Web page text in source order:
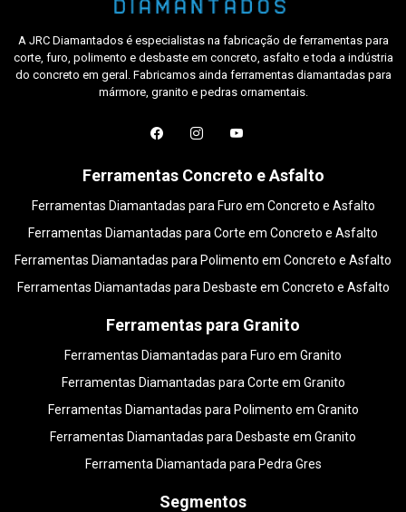
A JRC Diamantados é especialistas na fabricação de ferramentas para
corte, furo, polimento e desbaste em concreto, asfalto e toda a indústria
do concreto em geral. Fabricamos ainda ferramentas diamantadas para
mármore, granito e pedras ornamentais.
Ferramentas Concreto e Asfalto
Ferramentas Diamantadas para Furo em Concreto e Asfalto
Ferramentas Diamantadas para Corte em Concreto e Asfalto
Ferramentas Diamantadas para Polimento em Concreto e Asfalto
Ferramentas Diamantadas para Desbaste em Concreto e Asfalto
Ferramentas para Granito
Ferramentas Diamantadas para Furo em Granito
Ferramentas Diamantadas para Corte em Granito
Ferramentas Diamantadas para Polimento em Granito
Ferramentas Diamantadas para Desbaste em Granito
Ferramenta Diamantada para Pedra Gres
Segmentos